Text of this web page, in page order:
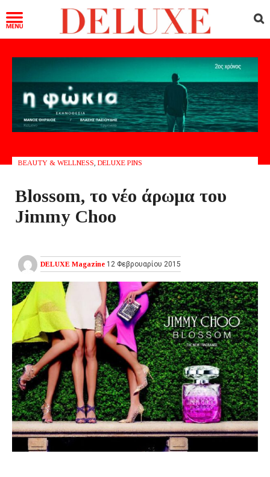
BEAUTY & WELLNESS DELUXE PINS
Blossom, το νέο άρωμα του
Jimmy Choo
DELUXE Magazine 12 Φεβρουαρίου 2015